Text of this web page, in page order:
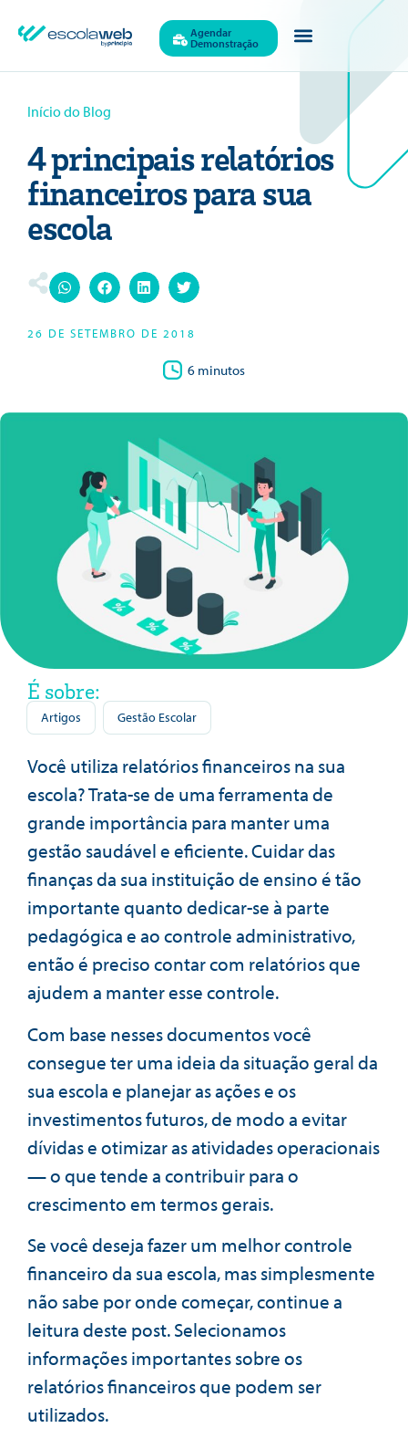
Agendar
Demonstração
Início do Blog
4 principais relatórios
financeiros para sua
escola
26 DE SETEMBRO DE 2018
6 minutos
É sobre:
Artigos Gestão Escolar
Você utiliza relatórios financeiros na sua
escola? Trata-se de uma ferramenta de
grande importância para manter uma
gestão saudável e eficiente. Cuidar das
finanças da sua instituição de ensino é tão
importante quanto dedicar-se à parte
pedagógica e ao controle administrativo,
então é preciso contar com relatórios que
ajudem a manter esse controle.
Com base nesses documentos você
consegue ter uma ideia da situação geral da
sua escola e planejar as ações e os
investimentos futuros, de modo a evitar
dívidas e otimizar as atividades operacionais
— o que tende a contribuir para o
crescimento em termos gerais.
Se você deseja fazer um melhor controle
financeiro da sua escola, mas simplesmente
não sabe por onde começar, continue a
leitura deste post. Selecionamos
informações importantes sobre os
relatórios financeiros que podem ser
utilizados.